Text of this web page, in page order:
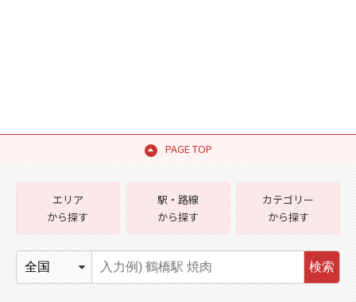
PAGE TOP
エリア
から探す
駅・路線
から探す
カテゴリー
から探す
検索